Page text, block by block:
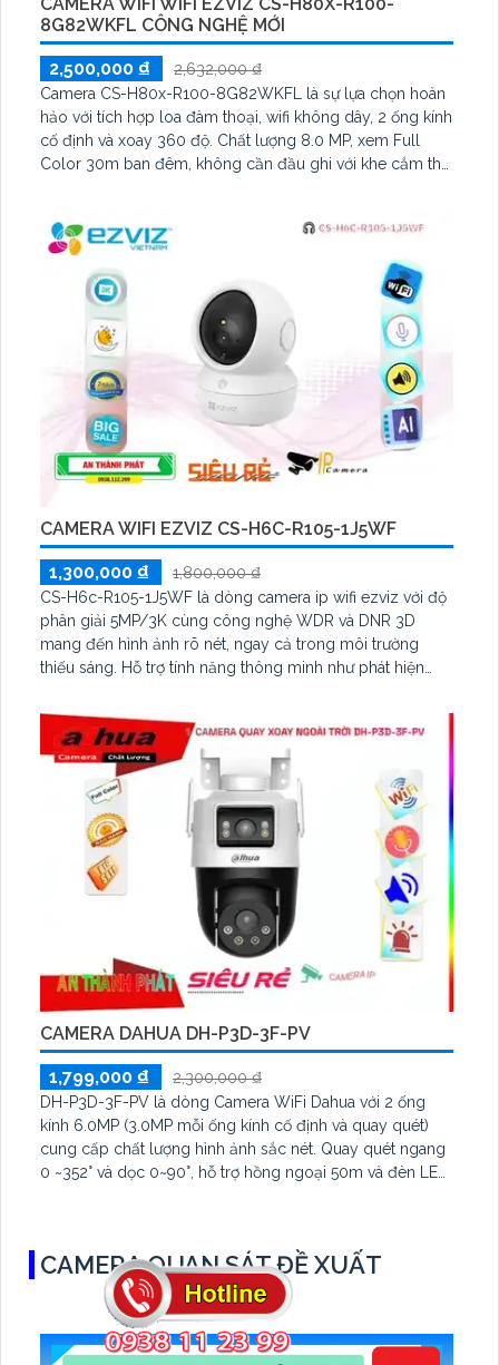
CAMERA WIFI WIFI EZVIZ CS-H80X-R100-
8G82WKFL CÔNG NGHỆ MỚI
2,500,000 ₫
2,632,000 ₫
Camera CS-H80x-R100-8G82WKFL là sự lựa chọn hoàn
hảo với tích hợp loa đàm thoại, wifi không dây, 2 ống kính
cố định và xoay 360 độ. Chất lượng 8.0 MP, xem Full
Color 30m ban đêm, không cần đầu ghi với khe cắm thẻ
CAMERA WIFI EZVIZ CS-H6C-R105-1J5WF
1,300,000 ₫
1,800,000 ₫
CS-H6c-R105-1J5WF là dòng camera ip wifi ezviz với độ
phân giải 5MP/3K cùng công nghệ WDR và DNR 3D
mang đến hình ảnh rõ nét, ngay cả trong môi trường
thiếu sáng. Hỗ trợ tính năng thông minh như phát hiện
2 chiều
CAMERA DAHUA DH-P3D-3F-PV
1,799,000 ₫
2,300,000 ₫
DH-P3D-3F-PV là dòng Camera WiFi Dahua với 2 ống
kính 6.0MP (3.0MP mỗi ống kính cố định và quay quét)
cung cấp chất lượng hình ảnh sắc nét. Quay quét ngang
0 ~352° và dọc 0~90°, hỗ trợ hồng ngoại 50m và đèn LED
CAMERA QUAN SÁT ĐỀ XUẤT